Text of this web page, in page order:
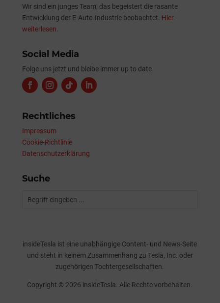
Wir sind ein junges Team, das begeistert die rasante
Entwicklung der E-Auto-Industrie beobachtet. Hier
weiterlesen.
Social Media
Folge uns jetzt und bleibe immer up to date.
Rechtliches
Impressum
Cookie-Richtlinie
Datenschutzerklärung
Suche
insideTesla ist eine unabhängige Content- und News-Seite
und steht in keinem Zusammenhang zu Tesla, Inc. oder
zugehörigen Tochtergesellschaften.
Copyright © 2026 insideTesla. Alle Rechte vorbehalten.